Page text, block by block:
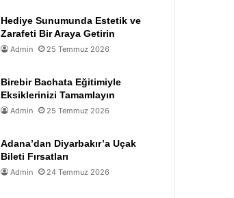
Hediye Sunumunda Estetik ve
Zarafeti Bir Araya Getirin
Admin 25 Temmuz 2026
Birebir Bachata Eğitimiyle
Eksiklerinizi Tamamlayın
Admin 25 Temmuz 2026
Adana’dan Diyarbakır’a Uçak
Bileti Fırsatları
Admin 24 Temmuz 2026